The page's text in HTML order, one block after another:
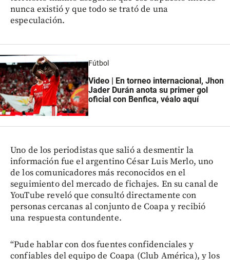
nunca existió y que todo se trató de una
especulación.
Fútbol
Video | En torneo internacional, Jhon
Jader Durán anota su primer gol
oficial con Benfica, véalo aquí
Uno de los periodistas que salió a desmentir la
información fue el argentino César Luis Merlo, uno
de los comunicadores más reconocidos en el
seguimiento del mercado de fichajes. En su canal de
YouTube reveló que consultó directamente con
personas cercanas al conjunto de Coapa y recibió
una respuesta contundente.
“Pude hablar con dos fuentes confidenciales y
confiables del equipo de Coapa (Club América), y los